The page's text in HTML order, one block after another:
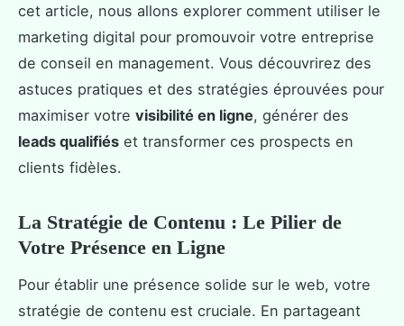
cet article, nous allons explorer comment utiliser le
marketing digital pour promouvoir votre entreprise
de conseil en management. Vous découvrirez des
astuces pratiques et des stratégies éprouvées pour
maximiser votre visibilité en ligne, générer des
leads qualifiés et transformer ces prospects en
clients fidèles.
La Stratégie de Contenu : Le Pilier de
Votre Présence en Ligne
Pour établir une présence solide sur le web, votre
stratégie de contenu est cruciale. En partageant